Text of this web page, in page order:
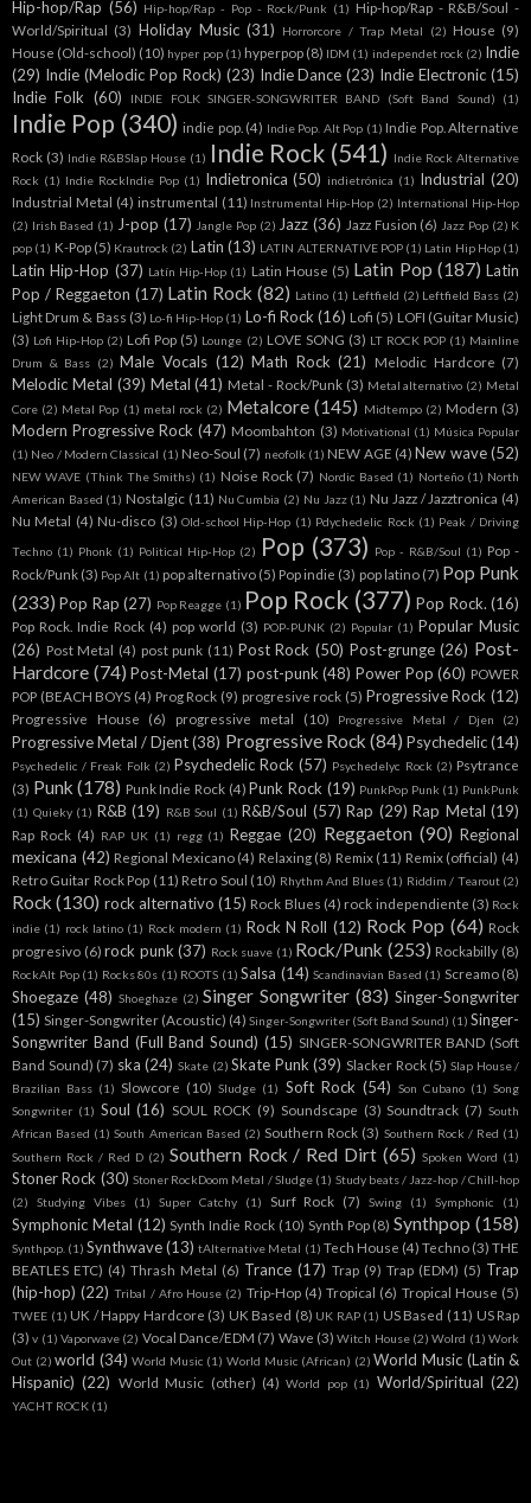
Hip-hop/Rap (56) Hip-hop/Rap - Pop - Rock/Punk (1) Hip-hop/Rap - R&B/Soul -
World/Spiritual (3) Holiday Music (31) Horrorcore / Trap Metal (2) House (9)
House (Old-school) (10) hyper pop (1) hyperpop (8) IDM (1) independet rock (2) Indie
(29) Indie (Melodic Pop Rock) (23) Indie Dance (23) Indie Electronic (15)
Indie Folk (60) INDIE FOLK SINGER-SONGWRITER BAND (Soft Band Sound) (1)
Indie Pop (340) indie pop. (4) Indie Pop. Alt Pop (1) Indie Pop. Alternative
Rock (3) Indie R&BSlap House (1) Indie Rock (541) Indie Rock Alternative
Rock (1) Indie RockIndie Pop (1) Indietronica (50) indietrónica (1) Industrial (20)
Industrial Metal (4) instrumental (11) Instrumental Hip-Hop (2) International Hip-Hop
(2) Irish Based (1) J-pop (17) Jangle Pop (2) Jazz (36) Jazz Fusion (6) Jazz Pop (2) K
pop (1) K-Pop (5) Krautrock (2) Latin (13) LATIN ALTERNATIVE POP (1) Latin Hip Hop (1)
Latin Hip-Hop (37) Latín Hip-Hop (1) Latin House (5) Latin Pop (187) Latin
Pop / Reggaeton (17) Latin Rock (82) Latino (1) Leftfield (2) Leftfield Bass (2)
Light Drum & Bass (3) Lo-fi Hip-Hop (1) Lo-fi Rock (16) Lofi (5) LOFI (Guitar Music)
(3) Lofi Hip-Hop (2) Lofi Pop (5) Lounge (2) LOVE SONG (3) LT ROCK POP (1) Mainline
Drum & Bass (2) Male Vocals (12) Math Rock (21) Melodic Hardcore (7)
Melodic Metal (39) Metal (41) Metal - Rock/Punk (3) Metal alternativo (2) Metal
Core (2) Metal Pop (1) metal rock (2) Metalcore (145) Midtempo (2) Modern (3)
Modern Progressive Rock (47) Moombahton (3) Motivational (1) Música Popular
(1) Neo / Modern Classical (1) Neo-Soul (7) neofolk (1) NEW AGE (4) New wave (52)
NEW WAVE (Think The Smiths) (1) Noise Rock (7) Nordic Based (1) Norteño (1) North
American Based (1) Nostalgic (11) Nu Cumbia (2) Nu Jazz (1) Nu Jazz / Jazztronica (4)
Nu Metal (4) Nu-disco (3) Old-school Hip-Hop (1) Pdychedelic Rock (1) Peak / Driving
Techno (1) Phonk (1) Political Hip-Hop (2) Pop (373) Pop - R&B/Soul (1) Pop -
Rock/Punk (3) Pop Alt (1) pop alternativo (5) Pop indie (3) pop latino (7) Pop Punk
(233) Pop Rap (27) Pop Reagge (1) Pop Rock (377) Pop Rock. (16)
Pop Rock. Indie Rock (4) pop world (3) POP-PUNK (2) Popular (1) Popular Music
(26) Post Metal (4) post punk (11) Post Rock (50) Post-grunge (26) Post-
Hardcore (74) Post-Metal (17) post-punk (48) Power Pop (60) POWER
POP (BEACH BOYS (4) Prog Rock (9) progresive rock (5) Progressive Rock (12)
Progressive House (6) progressive metal (10) Progressive Metal / Djen (2)
Progressive Metal / Djent (38) Progressive Rock (84) Psychedelic(14)
Psychedelic / Freak Folk (2) Psychedelic Rock (57) Psychedelyc Rock (2) Psytrance
(3) Punk (178) Punk Indie Rock (4) Punk Rock (19) PunkPop Punk (1) PunkPunk
(1) Quieky (1) R&B (19) R&B Soul (1) R&B/Soul (57) Rap (29) Rap Metal (19)
Rap Rock (4) RAP UK (1) regg (1) Reggae (20) Reggaeton (90) Regional
mexicana (42) Regional Mexicano (4) Relaxing (8) Remix (11) Remix (official) (4)
Retro Guitar Rock Pop (11) Retro Soul (10) Rhythm And Blues (1) Riddim / Tearout (2)
Rock (130) rock alternativo (15) Rock Blues (4) rock independiente (3) Rock
indie (1) rock latino (1) Rock modern (1) Rock N Roll (12) Rock Pop (64) Rock
progresivo (6) rock punk (37) Rock suave (1) Rock/Punk (253) Rockabilly (8)
RockAlt Pop (1) Rocks 80s (1) ROOTS (1) Salsa (14) Scandinavian Based (1) Screamo (8)
Shoegaze (48) Shoeghaze (2) Singer Songwriter (83) Singer-Songwriter
(15) Singer-Songwriter (Acoustic) (4) Singer-Songwriter (Soft Band Sound) (1) Singer-
Songwriter Band (Full Band Sound) (15) SINGER-SONGWRITER BAND (Soft
Band Sound) (7) ska (24) Skate (2) Skate Punk (39) Slacker Rock (5) Slap House /
Brazilian Bass (1) Slowcore (10) Sludge (1) Soft Rock (54) Son Cubano (1) Song
Songwriter (1) Soul (16) SOUL ROCK (9) Soundscape (3) Soundtrack (7) South
African Based (1) South American Based (2) Southern Rock (3) Southern Rock / Red (1)
Southern Rock / Red D (2) Southern Rock / Red Dirt (65) Spoken Word (1)
Stoner Rock (30) Stoner RockDoom Metal / Sludge (1) Study beats / Jazz-hop / Chill-hop
(2)
Studying Vibes (1) Super Catchy (1) Surf Rock (7) Swing (1) Symphonic (1)
Symphonic Metal (12) Synth Indie Rock (10) Synth Pop (8) Synthpop (158)
Synthpop. (1) Synthwave (13) tAlternative Metal (1) Tech House (4) Techno (3) THE
BEATLES ETC) (4) Thrash Metal (6) Trance (17) Trap (9) Trap (EDM) (5) Trap
(hip-hop) (22) Tribal / Afro House (2) Trip-Hop (4) Tropical (6) Tropical House (5)
TWEE (1) UK / Happy Hardcore (3) UK Based (8) UK RAP (1) US Based (11) US Rap
(3) v (1) Vaporwave (2) Vocal Dance/EDM (7) Wave (3) Witch House (2) Wolrd (1) Work
Out (2) world (34) World Music (1) World Music (African) (2) World Music (Latin &
Hispanic) (22) World Music (other) (4) World pop (1) World/Spiritual (22)
YACHT ROCK (1)